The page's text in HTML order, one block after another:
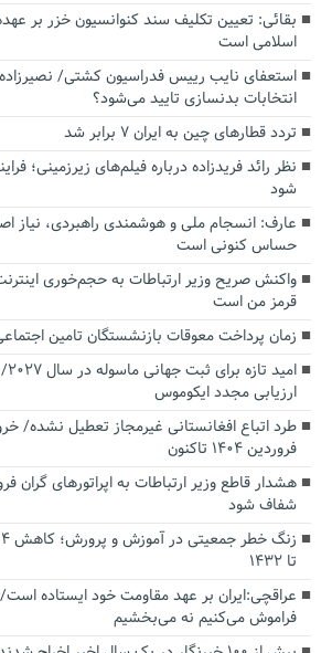
بقائی: تعیین تکلیف سند کنوانسیون خزر بر
اسلامی است
استعفای نایب رییس فدراسیون کشتی/
انتخابات بدنسازی تایید می‌شود؟
تردد قطارهای چین به ایران ۷ برابر شد
نظر رائد فریدزاده درباره فیلم‌های زیرزمینی؛
شود
عارف: انسجام ملی و هوشمندی راهبردی، نیاز
حساس کنونی است
واکنش صریح وزیر ارتباطات به حجم‌خوری
قرمز من است
زمان پرداخت معوقات بازنشستگان تامین
ارزیابی مجدد ایکوموس
فروردین ۱۴۰۴ تاکنون
هشدار قاطع وزیر ارتباطات به اپراتورهای
شفاف شود
تا ۱۴۳۲
عراقچی:ایران بر عهد مقاومت خود ایستاده
فراموش می‌کنیم نه می‌بخشیم